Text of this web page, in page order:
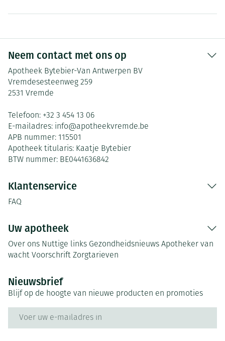
Neem contact met ons op
Apotheek Bytebier-Van Antwerpen BV
Vremdesesteenweg 259
2531 Vremde
Telefoon: +32 3 454 13 06
E-mailadres: info@apotheekvremde.be
APB nummer: 115501
Apotheek titularis: Kaatje Bytebier
BTW nummer: BE0441636842
Klantenservice
FAQ
Uw apotheek
Over ons Nuttige links Gezondheidsnieuws Apotheker van
wacht Voorschrift Zorgtarieven
Nieuwsbrief
Blijf op de hoogte van nieuwe producten en promoties